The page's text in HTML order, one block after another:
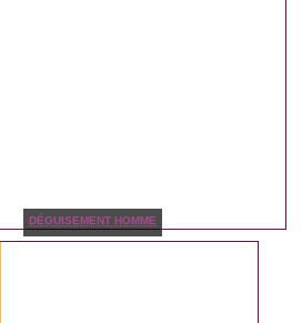
DÉGUISEMENT HOMME